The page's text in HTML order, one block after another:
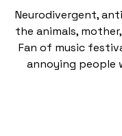
Neurodivergent,
the animals,
Fan of music
annoying people